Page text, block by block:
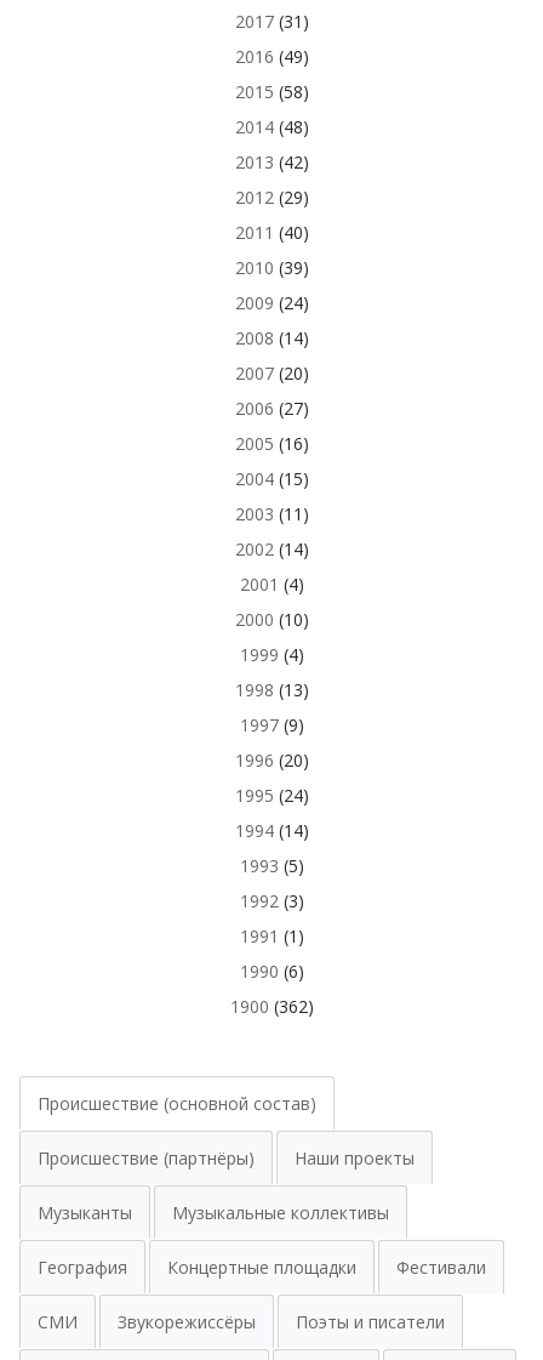
2017(31)
2016 (49)
2015 (58)
2014(48)
2013 (42)
2012(29)
2011 (40)
2010 (39)
2009 (24)
2008 (14)
2007(20)
2006 (27)
2005 (16)
2004(15)
2003 (11)
2002(14)
2001 (4)
2000 (10)
1999 (4)
1998 (13)
1997(9)
1996 (20)
1995 (24)
1994(14)
1993 (5)
1992(3)
1991 (1)
1990 (6)
1900 (362)
Происшествие (основной состав)
Происшествие (партнёры) Наши проекты
Музыканты Музыкальные коллективы
География Концертные площадки Фестивали
СМИ Звукорежиссёры Поэты и писатели